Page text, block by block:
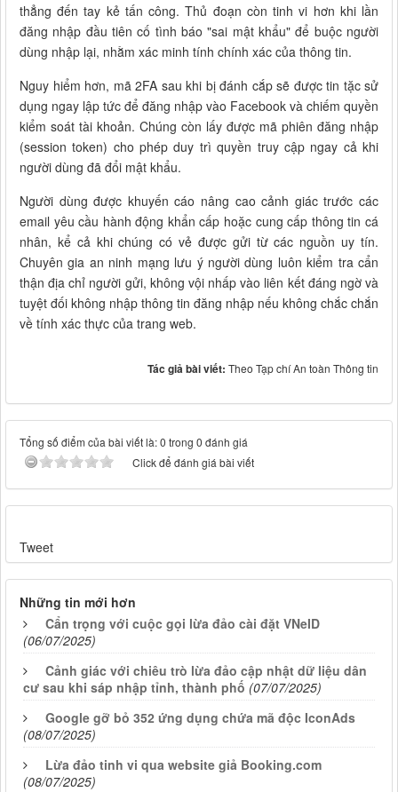
thẳng đến tay kẻ tấn công. Thủ đoạn còn tinh vi hơn khi lần
đăng nhập đầu tiên cố tình báo "sai mật khẩu" để buộc người
dùng nhập lại, nhằm xác minh tính chính xác của thông tin.
Nguy hiểm hơn, mã 2FA sau khi bị đánh cắp sẽ được tin tặc sử
dụng ngay lập tức để đăng nhập vào Facebook và chiếm quyền
kiểm soát tài khoản. Chúng còn lấy được mã phiên đăng nhập
(session token) cho phép duy trì quyền truy cập ngay cả khi
người dùng đã đổi mật khẩu.
Người dùng được khuyến cáo nâng cao cảnh giác trước các
email yêu cầu hành động khẩn cấp hoặc cung cấp thông tin cá
nhân, kể cả khi chúng có vẻ được gửi từ các nguồn uy tín.
Chuyên gia an ninh mạng lưu ý người dùng luôn kiểm tra cẩn
thận địa chỉ người gửi, không vội nhấp vào liên kết đáng ngờ và
tuyệt đối không nhập thông tin đăng nhập nếu không chắc chắn
về tính xác thực của trang web.
Tác giả bài viết: Theo Tạp chí An toàn Thông tin
Tổng số điểm của bài viết là: 0 trong 0 đánh giá
Click để đánh giá bài viết
Tweet
Những tin mới hơn
Cẩn trọng với cuộc gọi lừa đảo cài đặt VNeID
(06/07/2025)
Cảnh giác với chiêu trò lừa đảo cập nhật dữ liệu dân
cư sau khi sáp nhập tỉnh, thành phố (07/07/2025)
Google gỡ bỏ 352 ứng dụng chứa mã độc IconAds
(08/07/2025)
Lừa đảo tinh vi qua website giả Booking.com
(08/07/2025)